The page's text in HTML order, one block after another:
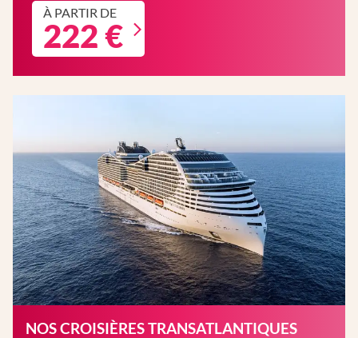
À PARTIR DE
222 €
NOS CROISIÈRES TRANSATLANTIQUES